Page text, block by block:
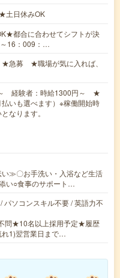
土日休みOK
都合に合わせてシフトが決
16：009：…
急募 ★職場が気に入れば、
経験者：時給1300円～ ★
いも選べます）※稼働開始時
なります。
≫〇お手洗い・入浴など生活
い○食事のサポート…
パソコンスキル不要 / 英語力不
問★10名以上採用予定★履歴
1)翌営業日まで…